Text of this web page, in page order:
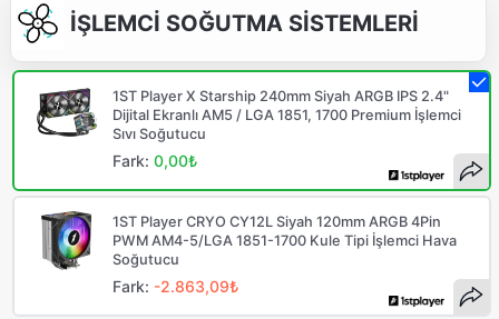
İŞLEMCİ SOĞUTMA SİSTEMLERİ
1ST Player X Starship 240mm Siyah ARGB IPS 2.4"
Dijital Ekranlı AM5 / LGA 1851, 1700 Premium İşlemci
Sıvı Soğutucu
Fark:0,00₺
1ST Player CRYO CY12L Siyah 120mm ARGB 4Pin
PWM AM4-5/LGA 1851-1700 Kule Tipi İşlemci Hava
Soğutucu
Fark: -2.863,09₺